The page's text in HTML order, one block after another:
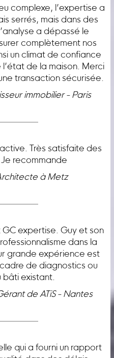
complexe, l’expertise a
serrés, mais dans des
a dépassé le
complètement nos
un climat de confiance
de la maison. Merci
transaction sécurisée.
immobilier - Paris
Très satisfaite des
recommande
à Metz
expertise. Guy et son
dans la
grande expérience est
de diagnostics ou
bâti existant.
de ATiS - Nantes
qui a fourni un rapport